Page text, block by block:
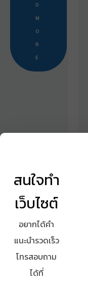
สนใจทำ
เว็บไซต์
อยากได้คำ
แนะนำรวดเร็ว
โทรสอบถาม
ได้ที่
D
M
O
R
E